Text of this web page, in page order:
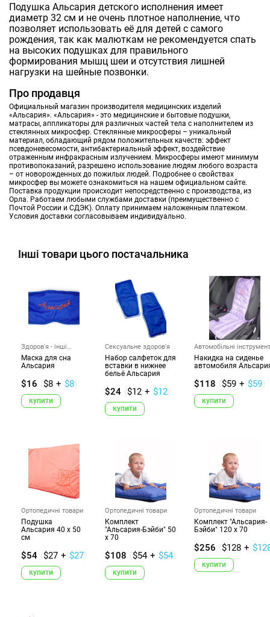
Подушка Альсария детского исполнения имеет
диаметр 32 см и не очень плотное наполнение, что
позволяет использовать её для детей с самого
рождения, так как малюткам не рекомендуется спать
на высоких подушках для правильного
формирования мышц шеи и отсутствия лишней
нагрузки на шейные позвонки.
Про продавця
Официальный магазин производителя медицинских изделий
«Альсария». «Альсария» - это медицинские и бытовые подушки,
матрасы, аппликаторы для различных частей тела с наполнителем из
стеклянных микросфер. Стеклянные микросферы – уникальный
материал, обладающий рядом положительных качеств: эффект
псевдоневесомости, антибактериальный эффект, воздействие
отраженным инфракрасным излучением. Микросферы имеют минимум
противопоказаний, разрешено использование людям любого возраста
– от новорожденных до пожилых людей. Подробнее о свойствах
микросфер вы можете ознакомиться на нашем официальном сайте.
Поставка продукции происходит непосредственно с производства, из
Орла. Работаем любыми службами доставки (преимущественно с
Почтой России и СДЭК). Оплату принимаем наложенным платежом.
Условия доставки согласовываем индивидуально.
Інші товари цього постачальника
Здоров'я - інші
товари
Маска для сна
Альсария
$16 ($8 + $8)
купити
Сексуальне здоров'я
Набор салфеток для
вставки в нижнее
бельё Альсария
$24 ($12 + $12)
купити
Автомобільні
та...
Накидка на сиденье
автомобиля
$118 ($59 + $59)
купити
Ортопедичні товари
Подушка
Альсария 40 х 50
см
$54 ($27 + $27)
купити
Ортопедичні товари
Комплект
"Альсария-Бэйби" 50
х 70
$108 ($54 + $54)
купити
Ортопедичні товари
Комплект "Альсария-
Бэйби" 120 х 70
$256 ($128 +
купити